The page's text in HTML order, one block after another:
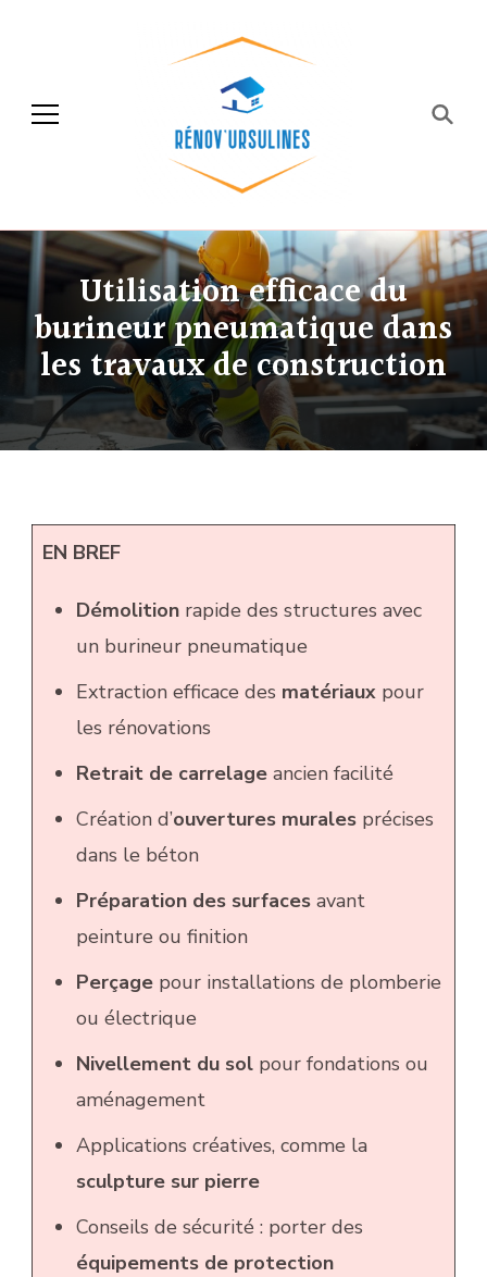
Rénov'ursulines
Utilisation efficace du
burineur pneumatique dans
les travaux de construction
EN BREF
Démolitionrapide des structures avec
un burineur pneumatique
Extraction efficace des matériauxpour
les rénovations
Retrait de carrelageancien facilité
Création d’ouvertures muralesprécises
dans le béton
Préparation des surfacesavant
peinture ou finition
Perçagepour installations de plomberie
ou électrique
Nivellement du solpour fondations ou
aménagement
Applications créatives, comme la
sculpture sur pierre
Conseils de sécurité : porter des
équipements de protection